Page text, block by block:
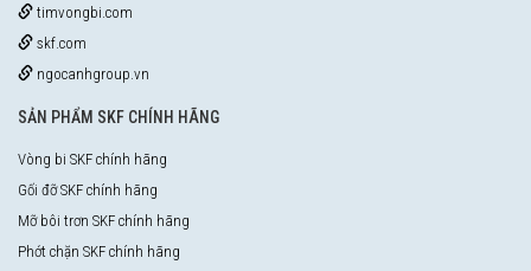
timvongbi.com
skf.com
ngocanhgroup.vn
SẢN PHẨM SKF CHÍNH HÃNG
Vòng bi SKF chính hãng
Gối đỡ SKF chính hãng
Mỡ bôi trơn SKF chính hãng
Phớt chặn SKF chính hãng